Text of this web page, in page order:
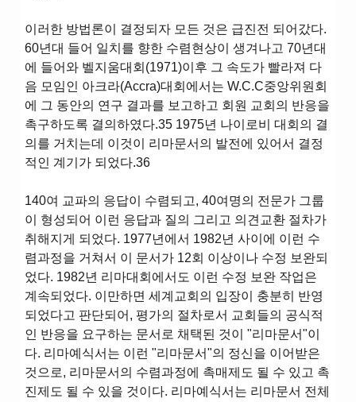
이러한 방법론이 결정되자 모든 것은 급진전 되어갔다.
60년대 들어 일치를 향한 수렴현상이 생겨나고 70년대
에 들어와 벨지움대회(1971)이후 그 속도가 빨라져 다
음 모임인 아크라(Accra)대회에서는 W.C.C중앙위원회
에 그 동안의 연구 결과를 보고하고 회원 교회의 반응을
촉구하도록 결의하였다.35 1975년 나이로비 대회의 결
의를 거치는데 이것이 리마문서의 발전에 있어서 결정
적인 계기가 되었다.36
140여 교파의 응답이 수렴되고, 40여명의 전문가 그룹
이 형성되어 이런 응답과 질의 그리고 의견교환 절차가
취해지게 되었다. 1977년에서 1982년 사이에 이런 수
렴과정을 거쳐서 이 문서가 12회 이상이나 수정 보완되
었다. 1982년 리마대회에서도 이런 수정 보완 작업은
계속되었다. 이만하면 세계교회의 입장이 충분히 반영
되었다고 판단되어, 평가의 절차로서 교회들의 공식적
인 반응을 요구하는 문서로 채택된 것이 "리마문서"이
다. 리마예식서는 이런 "리마문서"의 정신을 이어받은
것으로, 리마문서의 수렴과정에 촉매제도 될 수 있고 촉
진제도 될 수 있을 것이다. 리마예식서는 리마문서 전체